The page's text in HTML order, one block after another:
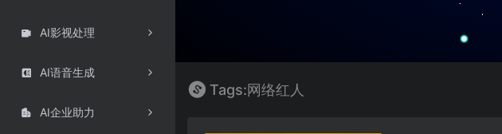
 AI影视处理
 AI语音生成
 AI企业助力
Tags:网络红人